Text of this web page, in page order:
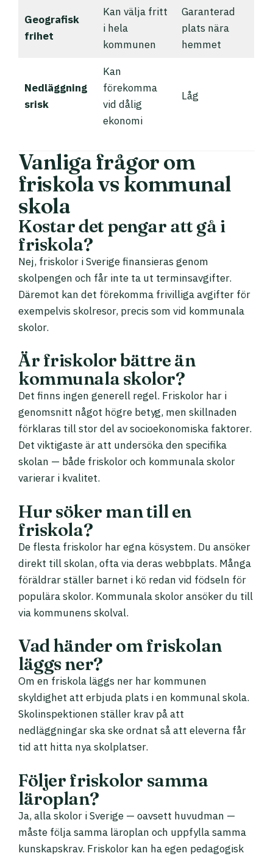
Geografisk
frihet
Kan välja fritt
i hela
kommunen
Garanterad
plats nära
hemmet
Nedläggning
srisk
Kan
förekomma
vid dålig
ekonomi
Låg
Vanliga frågor om
friskola vs kommunal
skola
Kostar det pengar att gå i
friskola?
Nej, friskolor i Sverige finansieras genom
skolpengen och får inte ta ut terminsavgifter.
Däremot kan det förekomma frivilliga avgifter för
exempelvis skolresor, precis som vid kommunala
skolor.
Är friskolor bättre än
kommunala skolor?
Det finns ingen generell regel. Friskolor har i
genomsnitt något högre betyg, men skillnaden
förklaras till stor del av socioekonomiska faktorer.
Det viktigaste är att undersöka den specifika
skolan — både friskolor och kommunala skolor
varierar i kvalitet.
Hur söker man till en
friskola?
De flesta friskolor har egna kösystem. Du ansöker
direkt till skolan, ofta via deras webbplats. Många
föräldrar ställer barnet i kö redan vid födseln för
populära skolor. Kommunala skolor ansöker du till
via kommunens skolval.
Vad händer om friskolan
läggs ner?
Om en friskola läggs ner har kommunen
skyldighet att erbjuda plats i en kommunal skola.
Skolinspektionen ställer krav på att
nedläggningar ska ske ordnat så att eleverna får
tid att hitta nya skolplatser.
Följer friskolor samma
läroplan?
Ja, alla skolor i Sverige — oavsett huvudman —
måste följa samma läroplan och uppfylla samma
kunskapskrav. Friskolor kan ha egen pedagogisk